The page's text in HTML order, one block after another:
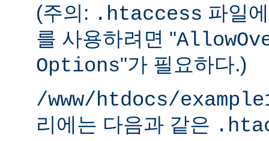
(주의: .htaccess 파일
를 사용하려면 "
Options"가 필요하다.)
/www/htdocs/
리에는 다음과 같은